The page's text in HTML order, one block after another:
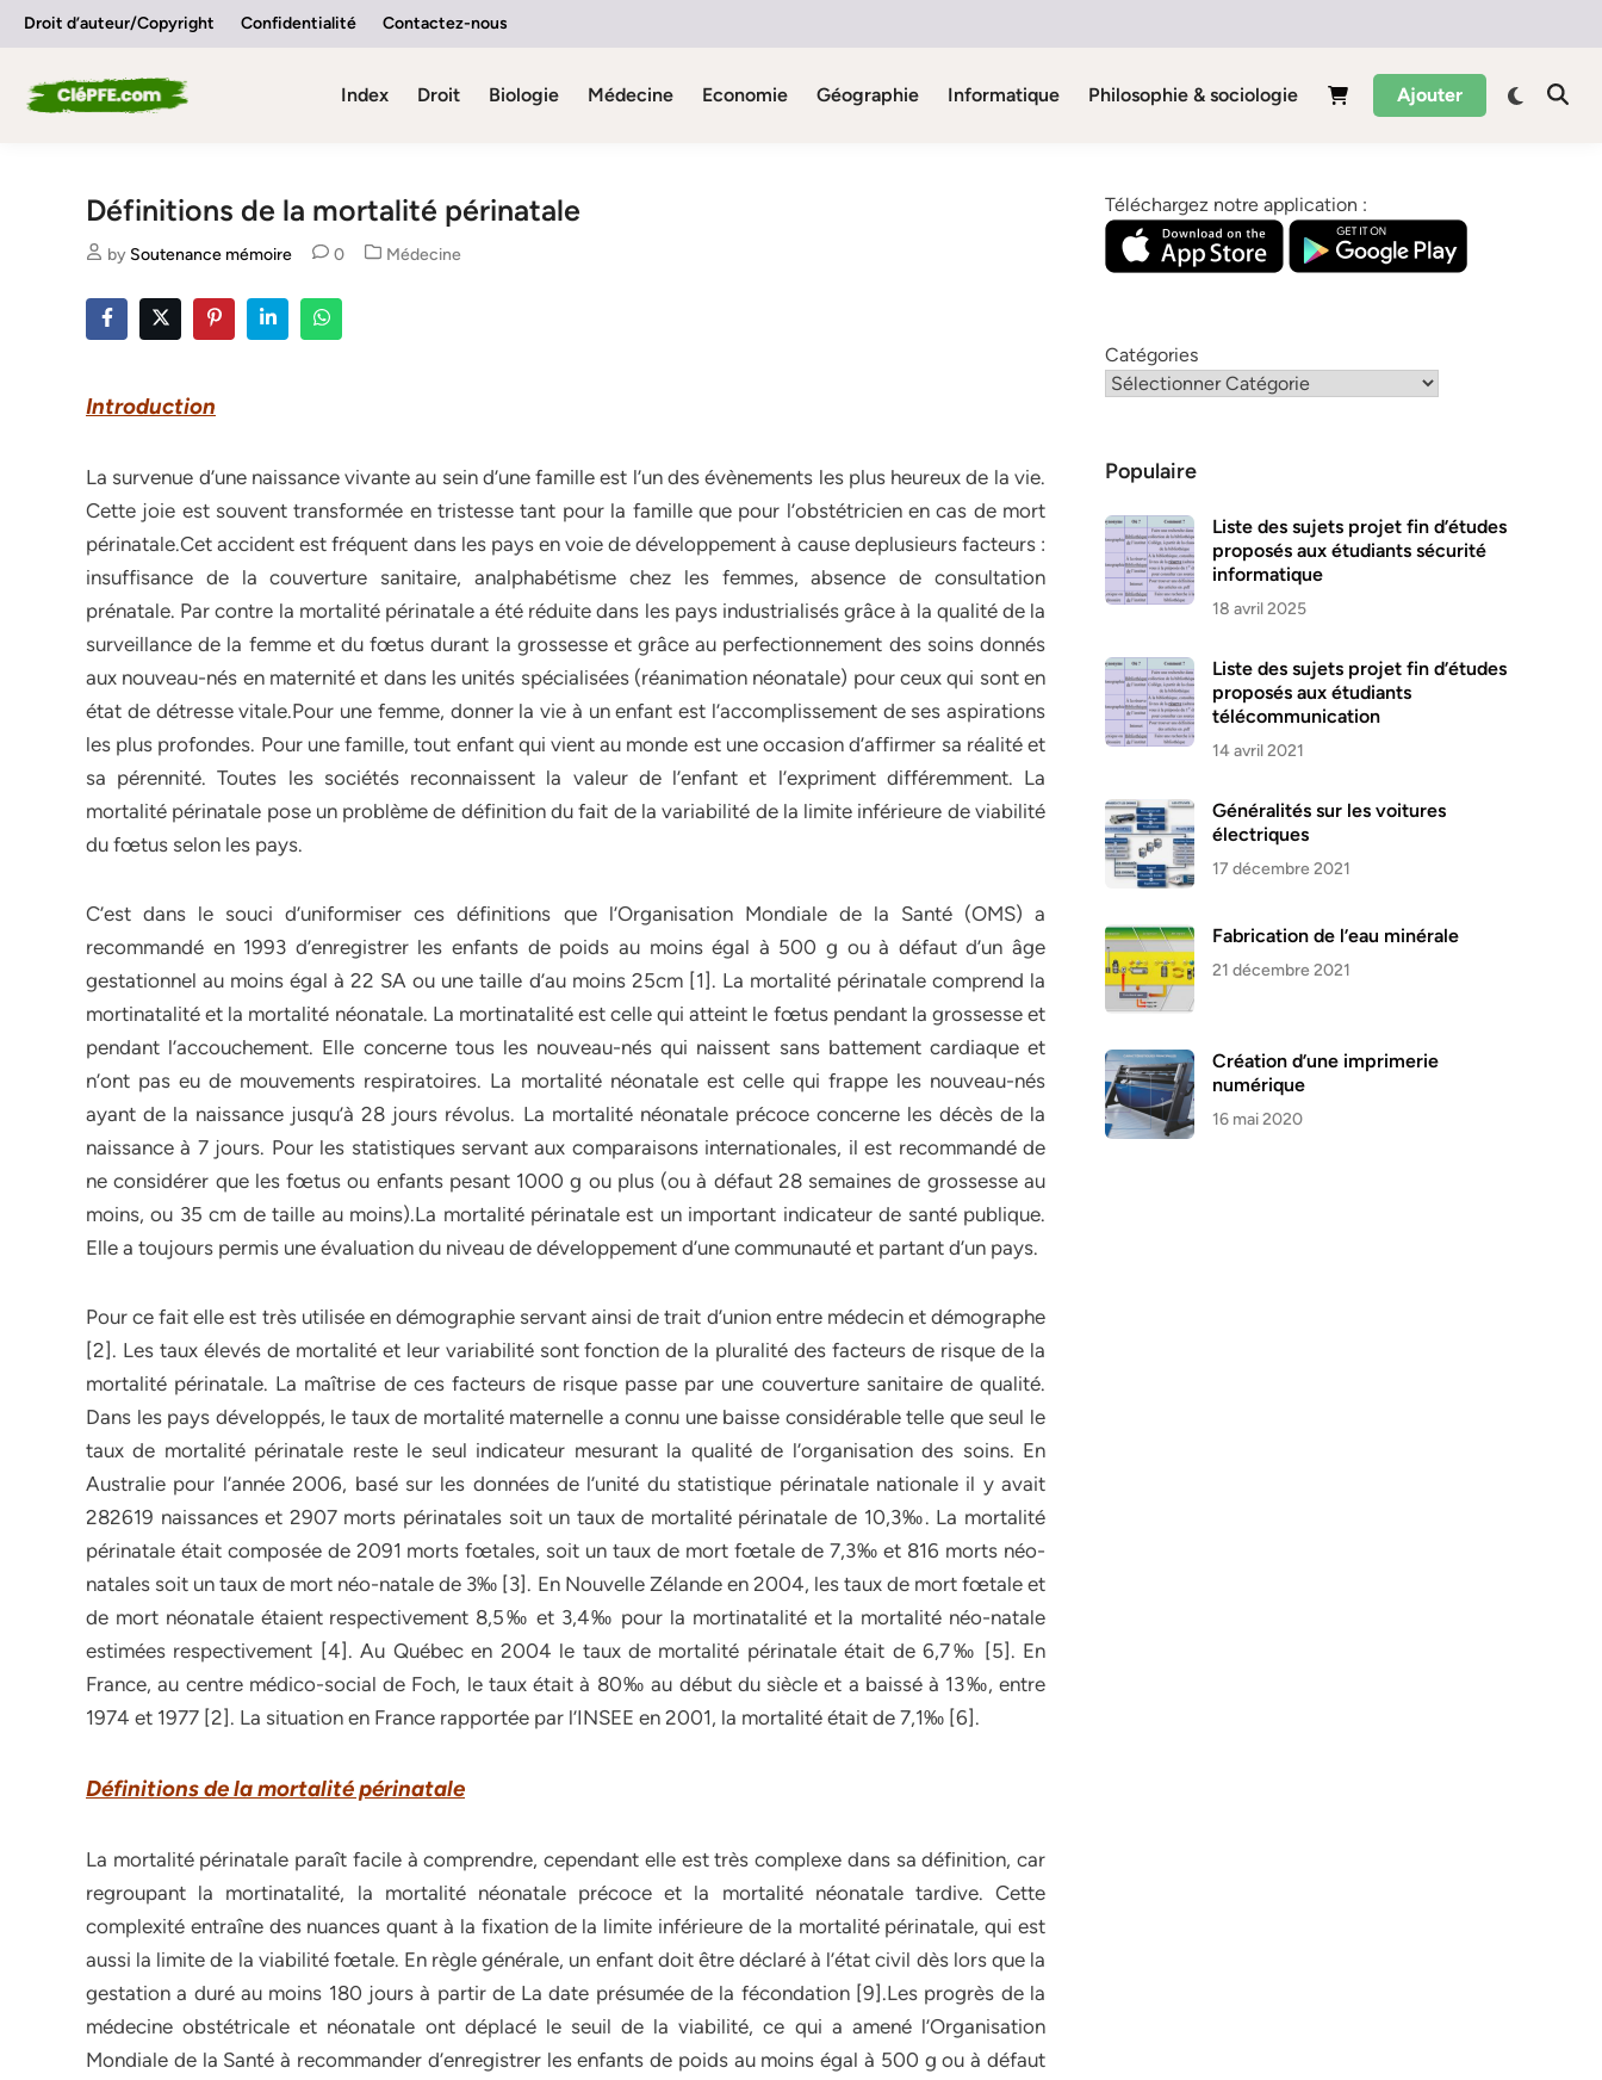
SkipDroit d’auteur/Copyright Confidentialité Contactez-nous
Index Droit Biologie Médecine Economie Géographie Informatique Philosophie & sociologie Ajouter
Définitions de la mortalité périnatale
by Soutenance mémoire 0
Posted
Médecine
Introduction
La survenue d’une naissance vivante au sein d’une famille est l’un des évènements les plus heureux de la vie.
Cette joie est souvent transformée en tristesse tant pour la famille que pour l’obstétricien en cas de mort
périnatale.Cet accident est fréquent dans les pays en voie de développement à cause deplusieurs facteurs :
insuffisance de la couverture sanitaire, analphabétisme chez les femmes, absence de consultation
prénatale. Par contre la mortalité périnatale a été réduite dans les pays industrialisés grâce à la qualité de la
surveillance de la femme et du fœtus durant la grossesse et grâce au perfectionnement des soins donnés
aux nouveau-nés en maternité et dans les unités spécialisées (réanimation néonatale) pour ceux qui sont en
état de détresse vitale.Pour une femme, donner la vie à un enfant est l’accomplissement de ses aspirations
les plus profondes. Pour une famille, tout enfant qui vient au monde est une occasion d’affirmer sa réalité et
sa pérennité. Toutes les sociétés reconnaissent la valeur de l’enfant et l’expriment différemment. La
mortalité périnatale pose un problème de définition du fait de la variabilité de la limite inférieure de viabilité
du fœtus selon les pays.
C’est dans le souci d’uniformiser ces définitions que l’Organisation Mondiale de la Santé (OMS) a
recommandé en 1993 d’enregistrer les enfants de poids au moins égal à 500 g ou à défaut d’un âge
gestationnel au moins égal à 22 SA ou une taille d’au moins 25cm [1]. La mortalité périnatale comprend la
mortinatalité et la mortalité néonatale. La mortinatalité est celle qui atteint le fœtus pendant la grossesse et
pendant l’accouchement. Elle concerne tous les nouveau-nés qui naissent sans battement cardiaque et
n’ont pas eu de mouvements respiratoires. La mortalité néonatale est celle qui frappe les nouveau-nés
ayant de la naissance jusqu’à 28 jours révolus. La mortalité néonatale précoce concerne les décès de la
naissance à 7 jours. Pour les statistiques servant aux comparaisons internationales, il est recommandé de
ne considérer que les fœtus ou enfants pesant 1000 g ou plus (ou à défaut 28 semaines de grossesse au
moins, ou 35 cm de taille au moins).La mortalité périnatale est un important indicateur de santé publique.
Elle a toujours permis une évaluation du niveau de développement d’une communauté et partant d’un pays.
Pour ce fait elle est très utilisée en démographie servant ainsi de trait d’union entre médecin et démographe
[2]. Les taux élevés de mortalité et leur variabilité sont fonction de la pluralité des facteurs de risque de la
mortalité périnatale. La maîtrise de ces facteurs de risque passe par une couverture sanitaire de qualité.
Dans les pays développés, le taux de mortalité maternelle a connu une baisse considérable telle que seul le
taux de mortalité périnatale reste le seul indicateur mesurant la qualité de l’organisation des soins. En
Australie pour l’année 2006, basé sur les données de l’unité du statistique périnatale nationale il y avait
282619 naissances et 2907 morts périnatales soit un taux de mortalité périnatale de 10,3‰. La mortalité
périnatale était composée de 2091 morts fœtales, soit un taux de mort fœtale de 7,3‰ et 816 morts néo-
natales soit un taux de mort néo-natale de 3‰ [3]. En Nouvelle Zélande en 2004, les taux de mort fœtale et
de mort néonatale étaient respectivement 8,5‰ et 3,4‰ pour la mortinatalité et la mortalité néo-natale
estimées respectivement [4]. Au Québec en 2004 le taux de mortalité périnatale était de 6,7‰ [5]. En
France, au centre médico-social de Foch, le taux était à 80‰ au début du siècle et a baissé à 13‰, entre
1974 et 1977 [2]. La situation en France rapportée par l’INSEE en 2001, la mortalité était de 7,1‰ [6].
Définitions de la mortalité périnatale
La mortalité périnatale paraît facile à comprendre, cependant elle est très complexe dans sa définition, car
regroupant la mortinatalité, la mortalité néonatale précoce et la mortalité néonatale tardive. Cette
complexité entraîne des nuances quant à la fixation de la limite inférieure de la mortalité périnatale, qui est
aussi la limite de la viabilité fœtale. En règle générale, un enfant doit être déclaré à l’état civil dès lors que la
gestation a duré au moins 180 jours à partir de La date présumée de la fécondation [9].Les progrès de la
médecine obstétricale et néonatale ont déplacé le seuil de la viabilité, ce qui a amené l’Organisation
Mondiale de la Santé à recommander d’enregistrer les enfants de poids au moins égal à 500 g ou à défaut
Téléchargez notre application :
Catégories
Populaire
Liste des sujets projet fin d’études
proposés aux étudiants sécurité
informatique
18 avril 2025
Liste des sujets projet fin d’études
proposés aux étudiants
télécommunication
14 avril 2021
Généralités sur les voitures
électriques
17 décembre 2021
Fabrication de l’eau minérale
21 décembre 2021
Création d’une imprimerie
numérique
16 mai 2020